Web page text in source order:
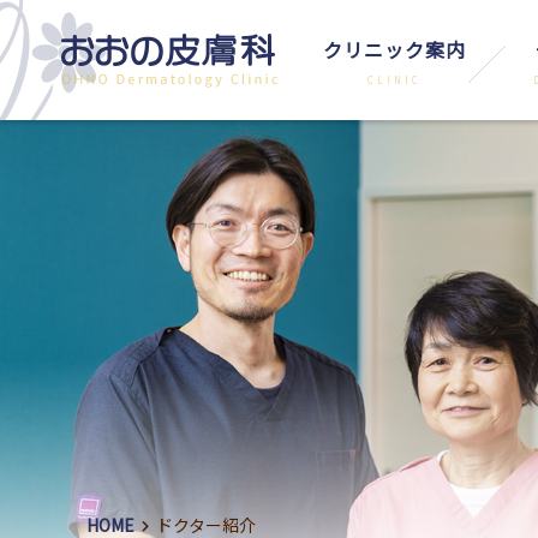
クリニック案内
HOME ドクター紹介